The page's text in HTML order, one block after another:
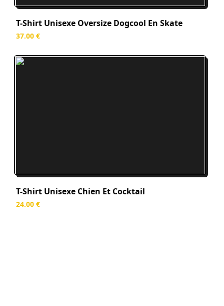
T-Shirt Unisexe Oversize Dogcool En Skate
37.00 €
T-Shirt Unisexe Chien Et Cocktail
24.00 €